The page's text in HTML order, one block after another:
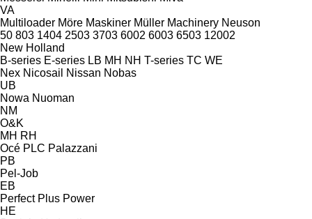
VA
Multiloader Möre Maskiner Müller Machinery Neuson
50 803 1404 2503 3703 6002 6003 6503 12002
New Holland
B-series E-series LB MH NH T-series TC WE
Nex Nicosail Nissan Nobas
UB
Nowa Nuoman
NM
O&K
MH RH
Océ PLC Palazzani
PB
Pel-Job
EB
Perfect Plus Power
HE